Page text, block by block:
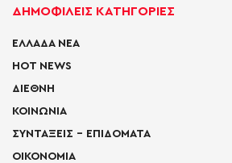
ΔΗΜΟΦΙΛΕΙΣ ΚΑΤΗΓΟΡΙΕΣ
ΕΛΛΑΔΑ ΝΕΑ
HOT NEWS
ΔΙΕΘΝΗ
ΚΟΙΝΩΝΙΑ
ΣΥΝΤΑΞΕΙΣ – ΕΠΙΔΟΜΑΤΑ
ΟΙΚΟΝΟΜΙΑ